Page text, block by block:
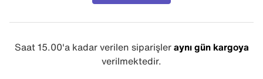
Saat 15.00'a kadar verilen siparişleraynı gün kargoya
verilmektedir.